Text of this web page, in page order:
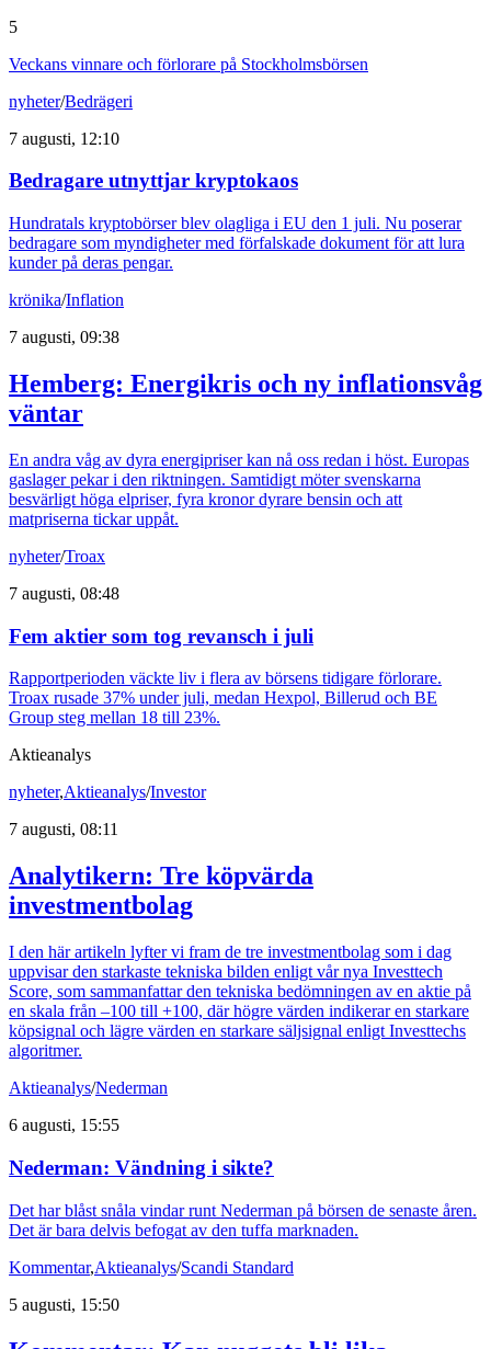
5
Veckans vinnare och förlorare på Stockholmsbörsen
nyheter/Bedrägeri
7 augusti, 12:10
Bedragare utnyttjar kryptokaos
Hundratals kryptobörser blev olagliga i EU den 1 juli. Nu poserar
bedragare som myndigheter med förfalskade dokument för att lura
kunder på deras pengar.
krönika/Inflation
7 augusti, 09:38
Hemberg: Energikris och ny inflationsvåg
väntar
En andra våg av dyra energipriser kan nå oss redan i höst. Europas
gaslager pekar i den riktningen. Samtidigt möter svenskarna
besvärligt höga elpriser, fyra kronor dyrare bensin och att
matpriserna tickar uppåt.
nyheter/Troax
7 augusti, 08:48
Fem aktier som tog revansch i juli
Rapportperioden väckte liv i flera av börsens tidigare förlorare.
Troax rusade 37% under juli, medan Hexpol, Billerud och BE
Group steg mellan 18 till 23%.
Aktieanalys
nyheter,Aktieanalys/Investor
7 augusti, 08:11
Analytikern: Tre köpvärda
investmentbolag
I den här artikeln lyfter vi fram de tre investmentbolag som i dag
uppvisar den starkaste tekniska bilden enligt vår nya Investtech
Score, som sammanfattar den tekniska bedömningen av en aktie på
en skala från –100 till +100, där högre värden indikerar en starkare
köpsignal och lägre värden en starkare säljsignal enligt Investtechs
algoritmer.
Aktieanalys/Nederman
6 augusti, 15:55
Nederman: Vändning i sikte?
Det har blåst snåla vindar runt Nederman på börsen de senaste åren.
Det är bara delvis befogat av den tuffa marknaden.
Kommentar,Aktieanalys/Scandi Standard
5 augusti, 15:50